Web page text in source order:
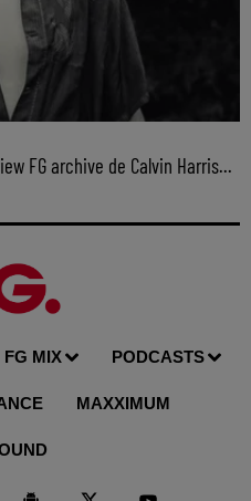
FG archive de Calvin Harris...
FG MIX PODCASTS
MAXXIMUM